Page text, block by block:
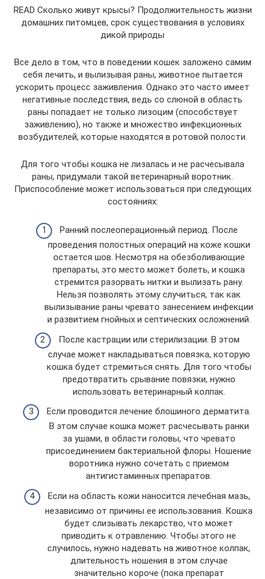
READ Сколько живут крысы? Продолжительность жизни
домашних питомцев, срок существования в условиях
дикой природы
Все дело в том, что в поведении кошек заложено самим
себя лечить, и вылизывая раны, животное пытается
ускорить процесс заживления. Однако это часто имеет
негативные последствия, ведь со слюной в область
раны попадает не только лизоцим (способствует
заживлению), но также и множество инфекционных
возбудителей, которые находятся в ротовой полости.
Для того чтобы кошка не лизалась и не расчесывала
раны, придумали такой ветеринарный воротник.
Приспособление может использоваться при следующих
состояниях:
Ранний послеоперационный период. После
проведения полостных операций на коже кошки
остается шов. Несмотря на обезболивающие
препараты, это место может болеть, и кошка
стремится разорвать нитки и вылизать рану.
Нельзя позволять этому случиться, так как
вылизывание раны чревато занесением инфекции
и развитием гнойных и септических осложнений.
После кастрации или стерилизации. В этом
случае может накладываться повязка, которую
кошка будет стремиться снять. Для того чтобы
предотвратить срывание повязки, нужно
использовать ветеринарный колпак.
Если проводится лечение блошиного дерматита.
В этом случае кошка может расчесывать ранки
за ушами, в области головы, что чревато
присоединением бактериальной флоры. Ношение
воротника нужно сочетать с приемом
антигистаминных препаратов.
Если на область кожи наносится лечебная мазь,
независимо от причины ее использования. Кошка
будет слизывать лекарство, что может
приводить к отравлению. Чтобы этого не
случилось, нужно надевать на животное колпак,
длительность ношения в этом случае
значительно короче (пока препарат